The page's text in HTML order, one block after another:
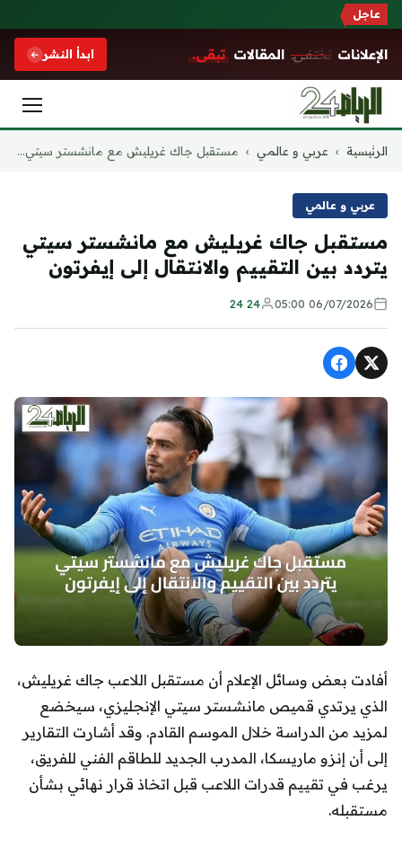
عاجل
الإعلانات تختفي. المقالات تبقى. ابدأ النشر
التجاوز
الرئيسية › عربي و عالمي › مستقبل جاك غريليش مع مانشستر سيتي...
عربي و عالمي
مستقبل جاك غريليش مع مانشستر سيتي
يتردد بين التقييم والانتقال إلى إيفرتون
06/07/2026 05:00
24 24
أفادت بعض وسائل الإعلام أن مستقبل اللاعب جاك غريليش،
الذي يرتدي قميص مانشستر سيتي الإنجليزي، سيخضع
لمزيد من الدراسة خلال الموسم القادم. وقد أشارت التقارير
إلى أن إنزو ماريسكا، المدرب الجديد للطاقم الفني للفريق،
يرغب في تقييم قدرات اللاعب قبل اتخاذ قرار نهائي بشأن
مستقبله.